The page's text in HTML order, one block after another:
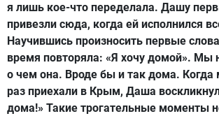
я лишь кое-что переделала. Дашу
привезли сюда, когда ей исполнился
Научившись произносить первые
время повторяла: «Я хочу домой». Мы
о чем она. Вроде бы и так дома.
раз приехали в Крым, Даша
дома!» Такие трогательные моменты